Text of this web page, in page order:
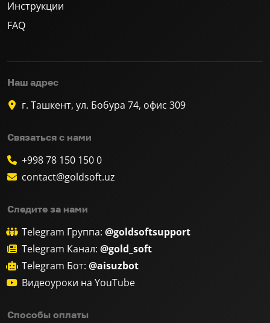
Инструкции
FAQ
Наш адрес
г. Ташкент, ул. Бобура 74, офис 309
Связаться с нами
+998 78 150 150 0
contact@goldsoft.uz
Следите за нами
Telegram Группа: @goldsoftsupport
Telegram Канал: @gold_soft
Telegram Бот: @aisuzbot
Видеоуроки на YouTube
Способы оплаты